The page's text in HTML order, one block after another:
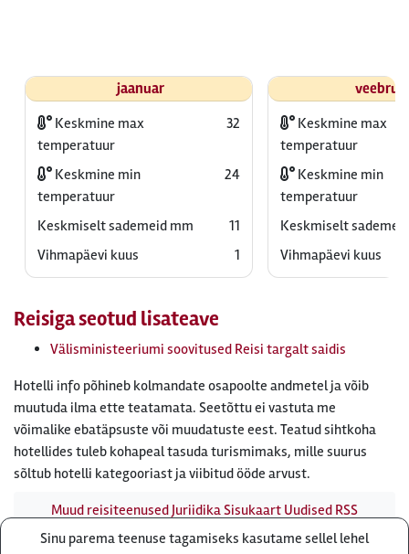
jaanuar
Keskmine max
temperatuur
32
Keskmine min
temperatuur
24
Keskmiselt sademeid mm
11
Vihmapäevi kuus
1
Keskmine max
temperatuur
Keskmine min
temperatuur
Keskmiselt
Vihmapäevi kuus
Reisiga seotud lisateave
Välisministeeriumi soovitused Reisi targalt saidis
Hotelli info põhineb kolmandate osapoolte andmetel ja võib
muutuda ilma ette teatamata. Seetõttu ei vastuta me
võimalike ebatäpsuste või muudatuste eest. Teatud sihtkoha
hotellides tuleb kohapeal tasuda turismimaks, mille suurus
sõltub hotelli kategooriast ja viibitud ööde arvust.
Muud reisiteenusedJuriidikaSisukaart Uudised RSS
uudisvoogFirmastÄrikliendileOtsi infot meie saidist
Sinu parema teenuse tagamiseks kasutame sellel lehel